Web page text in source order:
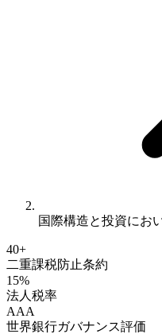
国際構造と投資にお
40+
二重課税防止条約
15%
法人税率
AAA
世界銀行ガバナンス評価